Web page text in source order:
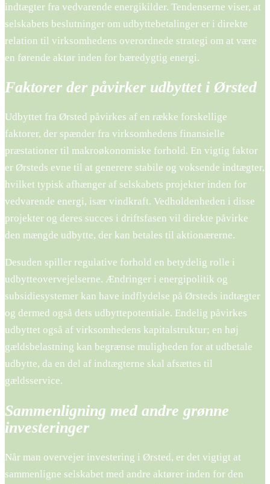
indtægter fra vedvarende energikilder. Tendenserne viser, at
selskabets beslutninger om udbyttebetalinger er i direkte
relation til virksomhedens overordnede strategi om at være
en førende aktør inden for bæredygtig energi.
Faktorer der påvirker udbyttet i Ørsted
Udbyttet fra Ørsted påvirkes af en række forskellige
faktorer, der spænder fra virksomhedens finansielle
præstationer til makroøkonomiske forhold. En vigtig faktor
er Ørsteds evne til at generere stabile og voksende indtægter,
hvilket typisk afhænger af selskabets projekter inden for
vedvarende energi, især vindkraft. Vedholdenheden i disse
projekter og deres succes i driftsfasen vil direkte påvirke
den mængde udbytte, der kan betales til aktionærerne.
Desuden spiller regulative forhold en betydelig rolle i
udbytteovervejelserne. Ændringer i energipolitik og
subsidiesystemer kan have indflydelse på Ørsteds indtægter
og dermed også dets udbyttepotentiale. Endelig påvirkes
udbyttet også af virksomhedens kapitalstruktur; en høj
gældsbelastning kan begrænse muligheden for at udbetale
udbytte, da en del af indtægterne skal afsættes til
gældsservice.
Sammenligning med andre grønne
investeringer
Når man overvejer investering i Ørsted, er det vigtigt at
sammenligne selskabet med andre aktører inden for den